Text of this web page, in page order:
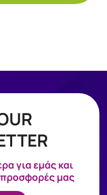
για εμάς και
προσφορές μας